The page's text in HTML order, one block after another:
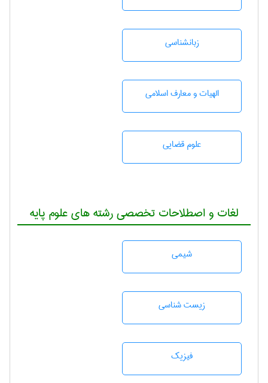
زبانشناسی
الهیات و معارف اسلامی
علوم قضایی
لغات و اصطلاحات تخصصی رشته های علوم پایه
شيمی
زيست شناسی
فیزیک